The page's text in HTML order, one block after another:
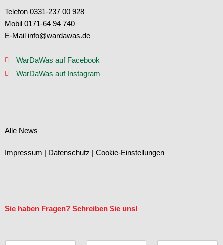
Telefon 0331-237 00 928
Mobil 0171-64 94 740
E-Mail info@wardawas.de
WarDaWas auf Facebook
WarDaWas auf Instagram
Alle News
Impressum | Datenschutz | Cookie-Einstellungen
Sie haben Fragen? Schreiben Sie uns!